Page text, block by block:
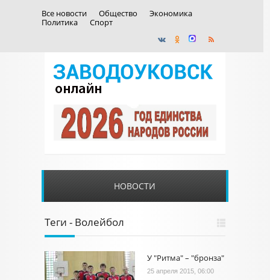
Все новости Общество
Экономика
Политика
Спорт
НОВОСТИ
Теги - Волейбол
У "Ритма" – "бронза"
25 апреля 2015, 06:00